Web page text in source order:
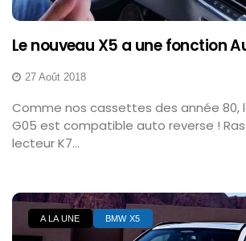
Le nouveau X5 a une fonction
27 Août 2018
Comme nos cassettes des année 80,
G05 est compatible auto reverse !
lecteur K7...
A LA UNE BMW X5